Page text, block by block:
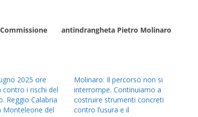
antindrangheta Pietro Molinaro
2025 ore
contro i rischi del
Reggio Calabria
Monteleone del
Molinaro: Il percorso non si
interrompe. Continuiamo a
costruire strumenti concreti
contro l’usura e il